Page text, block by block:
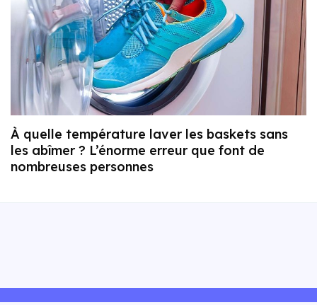
À quelle température laver les baskets sans
les abîmer ? L’énorme erreur que font de
nombreuses personnes